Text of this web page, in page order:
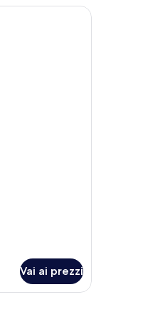
Vai ai prezzi